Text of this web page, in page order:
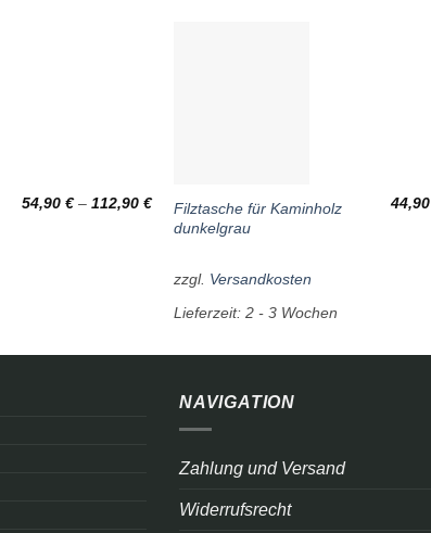
54,90€–112,90€
Filztasche für Kaminholz
dunkelgrau
44,90
zzgl. Versandkosten
Lieferzeit: 2 - 3 Wochen
NAVIGATION
Zahlung und Versand
Widerrufsrecht